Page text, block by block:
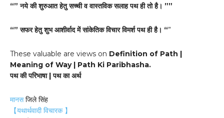
“” नये की शुरुआत हेतु सच्ची व वास्तविक सलाह पथ ही तो है। ””
“” सफर हेतु शुभ आशीर्वाद में सांकेतिक विचार विमर्श पथ ही है। “”
These valuable are views on Definition of Path |
Meaning of Way | Path Ki Paribhasha.
पथ की परिभाषा | पथ का अर्थ
मानसजिले सिंह
【यथार्थवादी विचारक 】